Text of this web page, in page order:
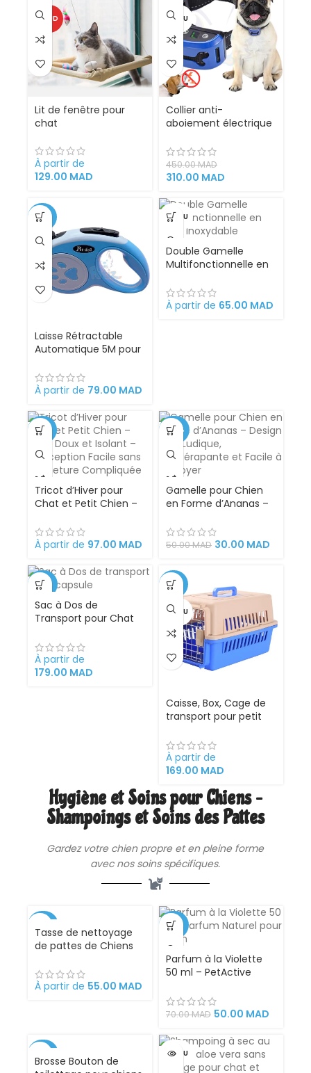
CHAUD
Lit de fenêtre pour
chat
À partir de
129.00 MAD
VENDU
Collier anti-
aboiement électrique
race de chien
450.00MAD
310.00 MAD
-36%
Laisse Rétractable
Automatique 5M pour
Ergonomique
Antidérapante –
Résistance pour Petits
et Moyens Chiens
À partir de 79.00 MAD
VENDU
Double Gamelle
Multifonctionnelle en
À partir de 65.00 MAD
-35%
Tricot d’Hiver pour
Chat et Petit Chien –
Conception Facile
sans Fermeture
À partir de 97.00 MAD
-40%
Gamelle pour Chien
en Forme d’Ananas –
Antidérapante et
Facile à Nettoyer
50.00MAD 30.00 MAD
-28%
Sac à Dos de
Transport pour Chat
chien avec Capsule
Spatiale
À partir de
179.00 MAD
-32%
VENDU
Caisse, Box, Cage de
transport pour petit
Métallique, Clips,
Séparateur d’urine et
Loquet de Sécurité.
À partir de
169.00 MAD
Hygiène et Soins pour Chiens –
Shampoings et Soins des Pattes
Gardez votre chien propre et en pleine forme
avec nos soins spécifiques.
Tasse de nettoyage
de pattes de Chiens
À partir de 55.00 MAD
-29%
Parfum à la Violette
50 ml – PetActive
70.00MAD 50.00 MAD
Brosse Bouton de
VENDU